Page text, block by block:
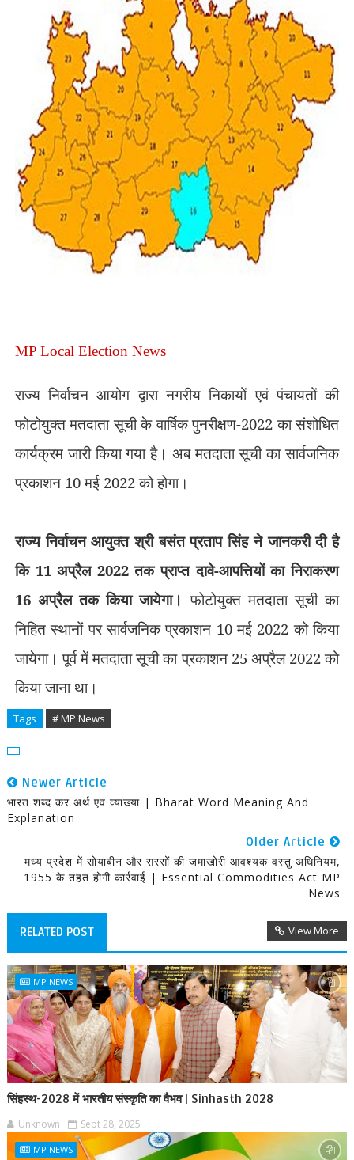
MP Local Election News
राज्य निर्वाचन आयोग द्वारा नगरीय निकायों एवं पंचायतों की
फोटोयुक्त मतदाता सूची के वार्षिक पुनरीक्षण-2022 का संशोधित
कार्यक्रम जारी किया गया है। अब मतदाता सूची का सार्वजनिक
प्रकाशन 10 मई 2022 को होगा।
राज्य निर्वाचन आयुक्त श्री बसंत प्रताप सिंह ने जानकरी दी है
कि 11 अप्रैल 2022 तक प्राप्त दावे-आपत्तियों का निराकरण
16 अप्रैल तक किया जायेगा। फोटोयुक्त मतदाता सूची का
निहित स्थानों पर सार्वजनिक प्रकाशन 10 मई 2022 को किया
जायेगा। पूर्व में मतदाता सूची का प्रकाशन 25 अप्रैल 2022 को
किया जाना था।
Tags # MP News
Newer Article
भारत शब्द कर अर्थ एवं व्याख्या | Bharat Word Meaning And
Explanation
Older Article
मध्य प्रदेश में सोयाबीन और सरसों की जमाखोरी आवश्यक वस्तु अधिनियम,
1955 के तहत होगी कार्रवाई | Essential Commodities Act MP
News
RELATED POST View More
MP NEWS
सिंहस्थ-2028 में भारतीय संस्कृति का वैभव | Sinhasth 2028
Unknown Sept 28, 2025
MP NEWS